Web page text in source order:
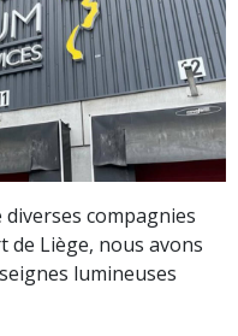
compagnies
de Liège, nous avons
lumineuses